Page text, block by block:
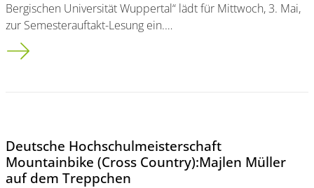
Bergischen Universität Wuppertal“ lädt für Mittwoch, 3. Mai,
zur Semesterauftakt-Lesung ein.…
Lesung „Punkt, Punkt, Punkt“:<br />Studierende und
Deutsche Hochschulmeisterschaft
Mountainbike (Cross Country):Majlen Müller
auf dem Treppchen